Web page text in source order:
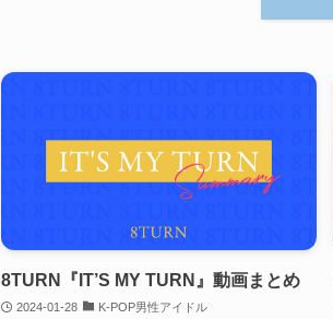
8TURN『IT’S MY TURN』動画まとめ
2024-01-28 K-POP男性アイドル